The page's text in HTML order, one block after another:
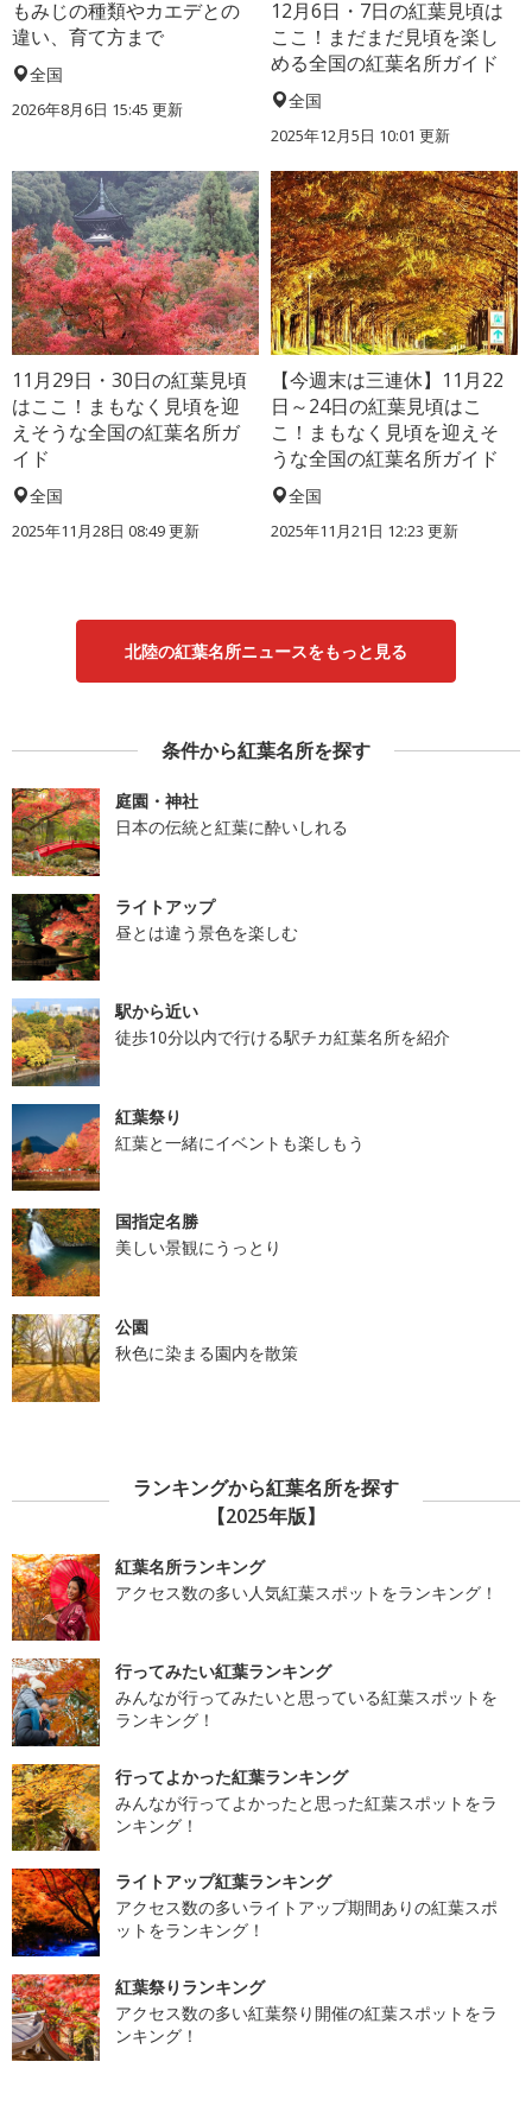
もみじの種類やカエデとの
違い、育て方まで
全国
2026年8月6日 15:45 更新
12月6日・7日の紅葉見頃は
ここ！まだまだ見頃を楽し
める全国の紅葉名所ガイド
全国
2025年12月5日 10:01 更新
11月29日・30日の紅葉見頃
はここ！まもなく見頃を迎
えそうな全国の紅葉名所ガ
イド
全国
2025年11月28日 08:49 更新
【今週末は三連休】11月22
日～24日の紅葉見頃はこ
こ！まもなく見頃を迎えそ
うな全国の紅葉名所ガイド
全国
2025年11月21日 12:23 更新
北陸の紅葉名所ニュースをもっと見る
条件から紅葉名所を探す
庭園・神社
日本の伝統と紅葉に酔いしれる
ライトアップ
昼とは違う景色を楽しむ
駅から近い
徒歩10分以内で行ける駅チカ紅葉名所を紹介
紅葉祭り
紅葉と一緒にイベントも楽しもう
国指定名勝
美しい景観にうっとり
公園
秋色に染まる園内を散策
ランキングから紅葉名所を探す
【2025年版】
紅葉名所ランキング
アクセス数の多い人気紅葉スポットをランキング！
行ってみたい紅葉ランキング
みんなが行ってみたいと思っている紅葉スポットを
ランキング！
行ってよかった紅葉ランキング
みんなが行ってよかったと思った紅葉スポットをラ
ンキング！
ライトアップ紅葉ランキング
アクセス数の多いライトアップ期間ありの紅葉スポ
ットをランキング！
紅葉祭りランキング
アクセス数の多い紅葉祭り開催の紅葉スポットをラ
ンキング！